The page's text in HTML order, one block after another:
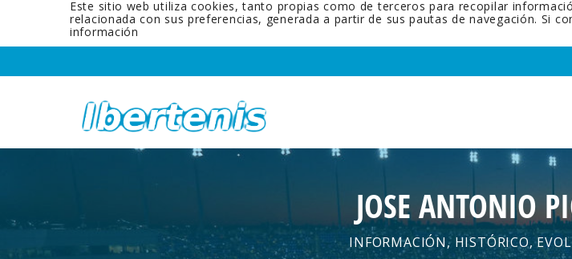
Este sitio web utiliza cookies, tanto propias como de terceros para recopilar
relacionada con sus preferencias, generada a partir de sus pautas de navegación. Si
información
JOSE ANTONIO
INFORMACIÓN, HISTÓRICO,